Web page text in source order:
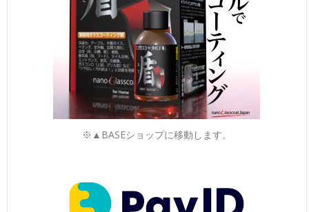
※▲BASEショップに移動します。